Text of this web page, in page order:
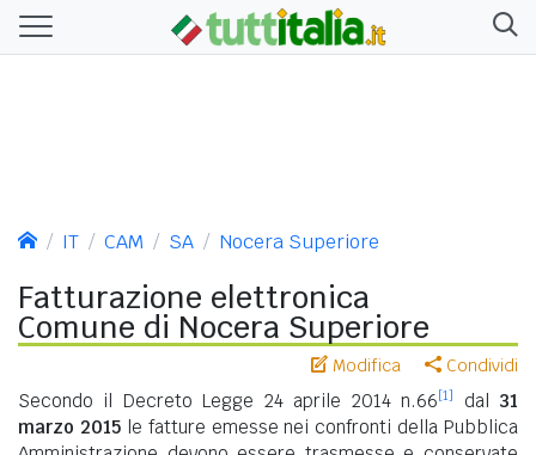
IT CAM SA Nocera Superiore
Fatturazione elettronica
Comune di Nocera Superiore
Modifica Condividi
Secondo il Decreto Legge 24 aprile 2014 n.66[1] dal 31
marzo 2015le fatture emesse nei confronti della Pubblica